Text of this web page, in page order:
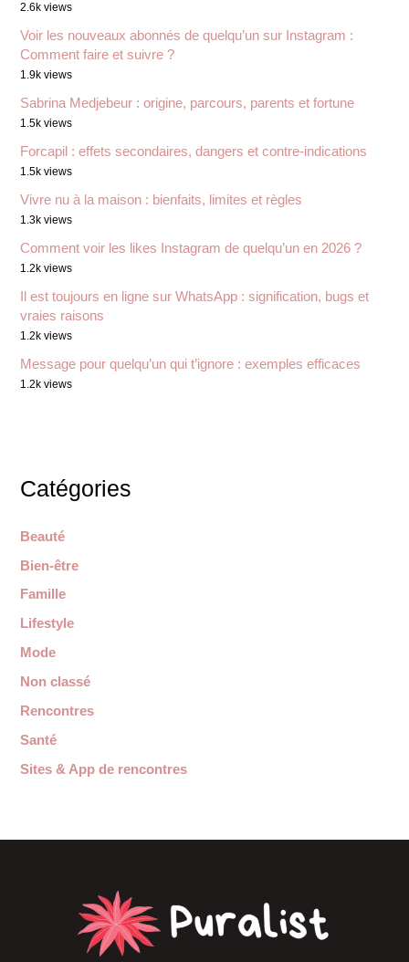
2.6k views
Voir les nouveaux abonnés de quelqu’un sur Instagram :
Comment faire et suivre ?
1.9k views
Sabrina Medjebeur : origine, parcours, parents et fortune
1.5k views
Forcapil : effets secondaires, dangers et contre-indications
1.5k views
Vivre nu à la maison : bienfaits, limites et règles
1.3k views
Comment voir les likes Instagram de quelqu’un en 2026 ?
1.2k views
Il est toujours en ligne sur WhatsApp : signification, bugs et
vraies raisons
1.2k views
Message pour quelqu’un qui t’ignore : exemples efficaces
1.2k views
Catégories
Beauté
Bien-être
Famille
Lifestyle
Mode
Non classé
Rencontres
Santé
Sites & App de rencontres